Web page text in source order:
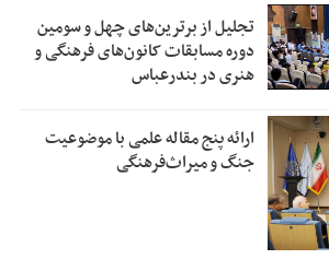
تجلیل از بر‌ترین‌های چهل و سومین
دوره مسابقات کانون‌های فرهنگی و
هنری در بندرعباس
ارائه پنج مقاله علمی با موضوعیت
جنگ و میراث‌فرهنگی